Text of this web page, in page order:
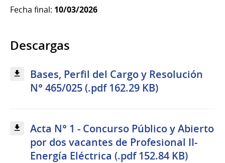
Fecha final: 10/03/2026
Descargas
Bases, Perfil del Cargo y Resolución
N° 465/025 (.pdf 162.29 KB)
Acta N° 1 - Concurso Público y Abierto
por dos vacantes de Profesional II-
Energía Eléctrica (.pdf 152.84 KB)